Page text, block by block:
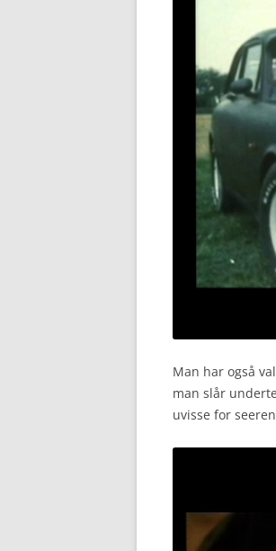
Man har også
man slår
uvisse for